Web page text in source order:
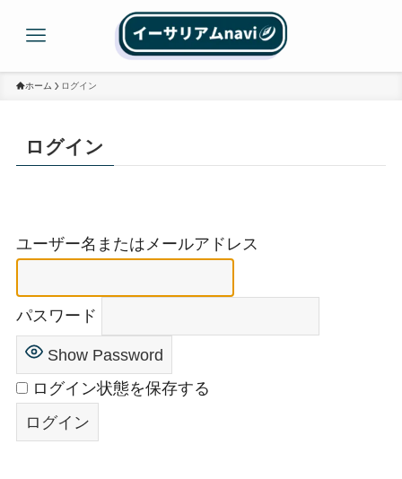
ホーム ログイン
ログイン
ユーザー名またはメールアドレス
パスワード
Show Password
ログイン状態を保存する